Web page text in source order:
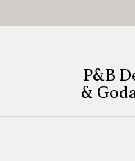
P&B
&